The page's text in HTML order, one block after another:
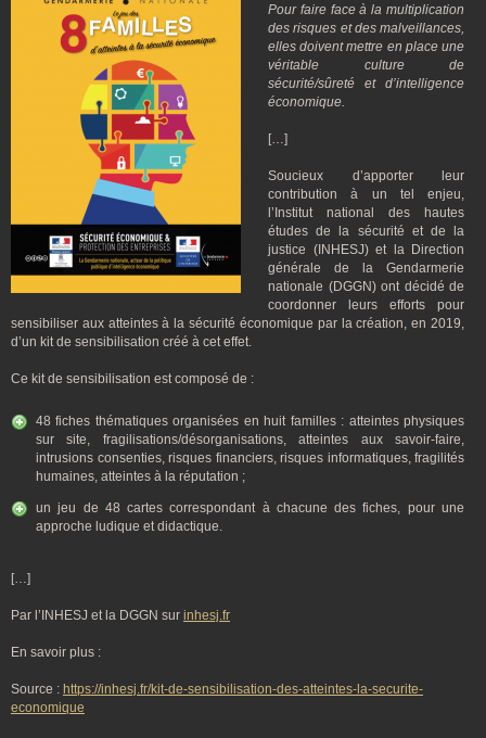
Pour faire face à la multiplication
des risques et des malveillances,
elles doivent mettre en place une
véritable culture de
sécurité/sûreté et d’intelligence
économique.
[…]
Soucieux d’apporter leur
contribution à un tel enjeu,
l’Institut national des hautes
études de la sécurité et de la
justice (INHESJ) et la Direction
générale de la Gendarmerie
nationale (DGGN) ont décidé de
coordonner leurs efforts pour
sensibiliser aux atteintes à la sécurité économique par la création, en 2019,
d’un kit de sensibilisation créé à cet effet.
Ce kit de sensibilisation est composé de :
48 fiches thématiques organisées en huit familles : atteintes physiques
sur site, fragilisations/désorganisations, atteintes aux savoir-faire,
intrusions consenties, risques financiers, risques informatiques, fragilités
humaines, atteintes à la réputation ;
un jeu de 48 cartes correspondant à chacune des fiches, pour une
approche ludique et didactique.
[…]
Par l’INHESJ et la DGGN sur inhesj.fr
En savoir plus :
Source : https://inhesj.fr/kit-de-sensibilisation-des-atteintes-la-securite-
economique